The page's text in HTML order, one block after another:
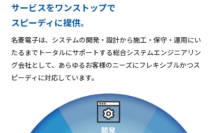
サービスをワンストップで
スピーディに提供。
名菱電子は、システムの開発・設計から施工・保守・運用にい
たるまでトータルにサポートする総合システムエンジニアリン
グ会社として、あらゆるお客様のニーズにフレキシブルかつス
ピーディに対応しています。